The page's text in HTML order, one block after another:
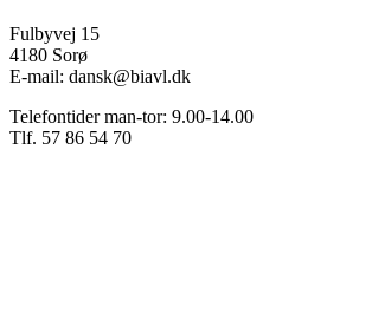
Fulbyvej 15
4180 Sorø
E-mail: dansk@biavl.dk
Telefontider man-tor: 9.00-14.00
Tlf. 57 86 54 70